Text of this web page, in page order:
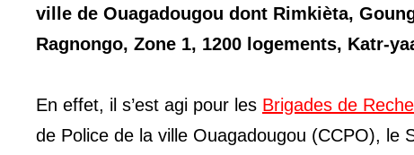
ville de Ouagadougou dont Rimkièta,
Ragnongo, Zone 1, 1200 logements, Katr-
En effet, il s’est agi pour les Brigades de
de Police de la ville Ouagadougou (CCPO), le